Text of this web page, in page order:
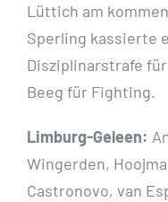
Lüttich am
Sperling kassierte
Disziplinarstrafe
Beeg für Fighting.
Limburg-Geleen:
Wingerden,
Castronovo, van